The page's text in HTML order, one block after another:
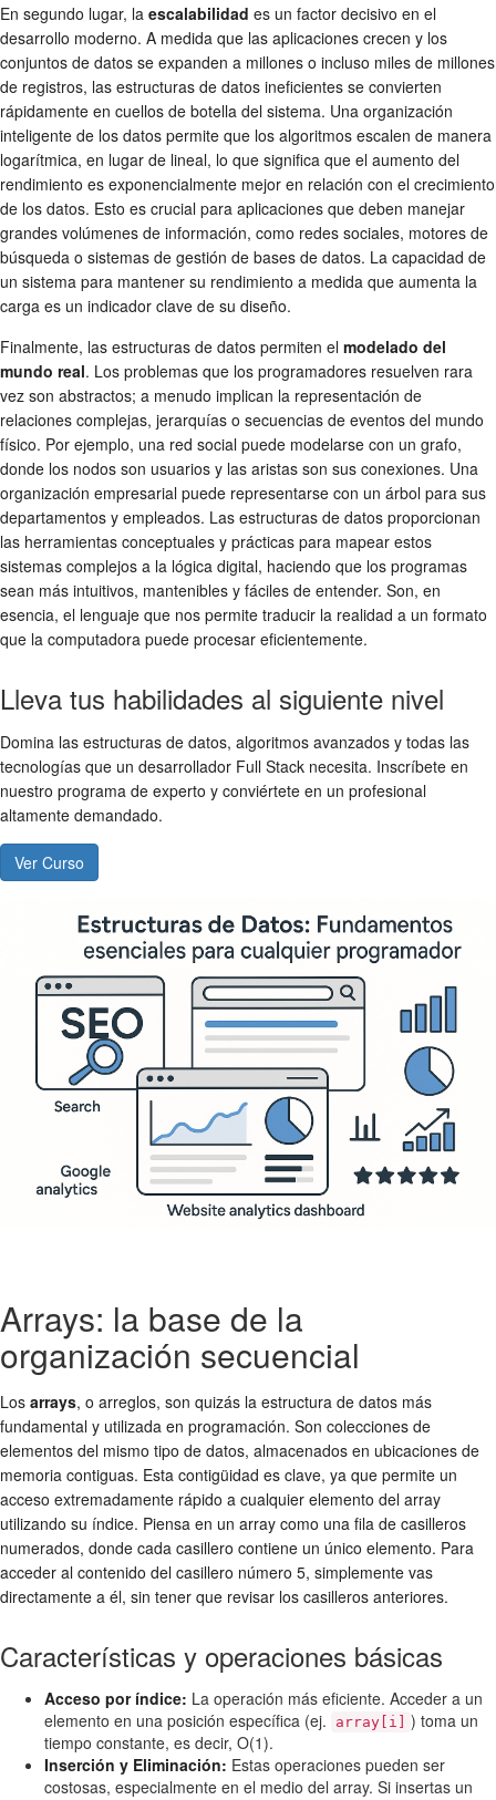
En segundo lugar, la escalabilidad es un factor decisivo en el
desarrollo moderno. A medida que las aplicaciones crecen y los
conjuntos de datos se expanden a millones o incluso miles de millones
de registros, las estructuras de datos ineficientes se convierten
rápidamente en cuellos de botella del sistema. Una organización
inteligente de los datos permite que los algoritmos escalen de manera
logarítmica, en lugar de lineal, lo que significa que el aumento del
rendimiento es exponencialmente mejor en relación con el crecimiento
de los datos. Esto es crucial para aplicaciones que deben manejar
grandes volúmenes de información, como redes sociales, motores de
búsqueda o sistemas de gestión de bases de datos. La capacidad de
un sistema para mantener su rendimiento a medida que aumenta la
carga es un indicador clave de su diseño.
Finalmente, las estructuras de datos permiten el modelado del
mundo real. Los problemas que los programadores resuelven rara
vez son abstractos; a menudo implican la representación de
relaciones complejas, jerarquías o secuencias de eventos del mundo
físico. Por ejemplo, una red social puede modelarse con un grafo,
donde los nodos son usuarios y las aristas son sus conexiones. Una
organización empresarial puede representarse con un árbol para sus
departamentos y empleados. Las estructuras de datos proporcionan
las herramientas conceptuales y prácticas para mapear estos
sistemas complejos a la lógica digital, haciendo que los programas
sean más intuitivos, mantenibles y fáciles de entender. Son, en
esencia, el lenguaje que nos permite traducir la realidad a un formato
que la computadora puede procesar eficientemente.
Lleva tus habilidades al siguiente nivel
Domina las estructuras de datos, algoritmos avanzados y todas las
tecnologías que un desarrollador Full Stack necesita. Inscríbete en
nuestro programa de experto y conviértete en un profesional
altamente demandado.
Ver Curso
Arrays: la base de la
organización secuencial
Los arrays, o arreglos, son quizás la estructura de datos más
fundamental y utilizada en programación. Son colecciones de
elementos del mismo tipo de datos, almacenados en ubicaciones de
memoria contiguas. Esta contigüidad es clave, ya que permite un
acceso extremadamente rápido a cualquier elemento del array
utilizando su índice. Piensa en un array como una fila de casilleros
numerados, donde cada casillero contiene un único elemento. Para
acceder al contenido del casillero número 5, simplemente vas
directamente a él, sin tener que revisar los casilleros anteriores.
Características y operaciones básicas
Acceso por índice: La operación más eficiente. Acceder a un
elemento en una posición específica (ej.
array[i]
) toma un
tiempo constante, es decir, O(1).
Inserción y Eliminación: Estas operaciones pueden ser
costosas, especialmente en el medio del array. Si insertas un